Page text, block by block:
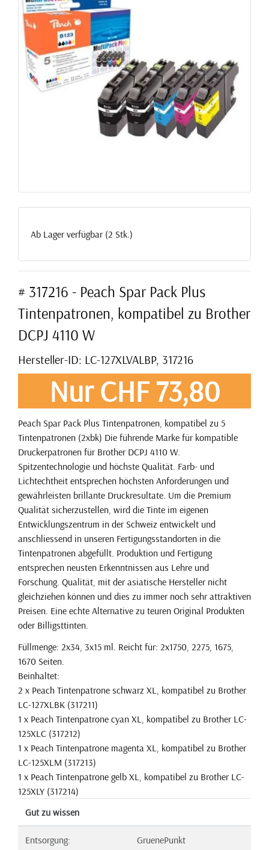
Ab Lager verfügbar (2 Stk.)
# 317216 - Peach Spar Pack Plus
Tintenpatronen, kompatibel zu Brother
DCPJ 4110 W
Hersteller-ID: LC-127XLVALBP, 317216
Nur CHF 73,80
Peach Spar Pack Plus Tintenpatronen, kompatibel zu 5
Tintenpatronen (2xbk) Die führende Marke für kompatible
Druckerpatronen für Brother DCPJ 4110 W.
Spitzentechnologie und höchste Qualität. Farb- und
Lichtechtheit entsprechen höchsten Anforderungen und
gewährleisten brillante Druckresultate. Um die Premium
Qualität sicherzustellen, wird die Tinte im eigenen
Entwicklungszentrum in der Schweiz entwickelt und
anschliessend in unseren Fertigungsstandorten in die
Tintenpatronen abgefüllt. Produktion und Fertigung
entsprechen neusten Erkenntnissen aus Lehre und
Forschung. Qualität, mit der asiatische Hersteller nicht
gleichziehen können und dies zu immer noch sehr attraktiven
Preisen. Eine echte Alternative zu teuren Original Produkten
oder Billigsttinten.
Füllmenge: 2x34, 3x15 ml. Reicht für: 2x1750, 2275, 1675,
1670 Seiten.
Beinhaltet:
2 x Peach Tintenpatrone schwarz XL, kompatibel zu Brother
LC-127XLBK (317211)
1 x Peach Tintenpatrone cyan XL, kompatibel zu Brother LC-
125XLC (317212)
1 x Peach Tintenpatrone magenta XL, kompatibel zu Brother
LC-125XLM (317213)
1 x Peach Tintenpatrone gelb XL, kompatibel zu Brother LC-
125XLY (317214)
Gut zu wissen
Entsorgung: GruenePunkt